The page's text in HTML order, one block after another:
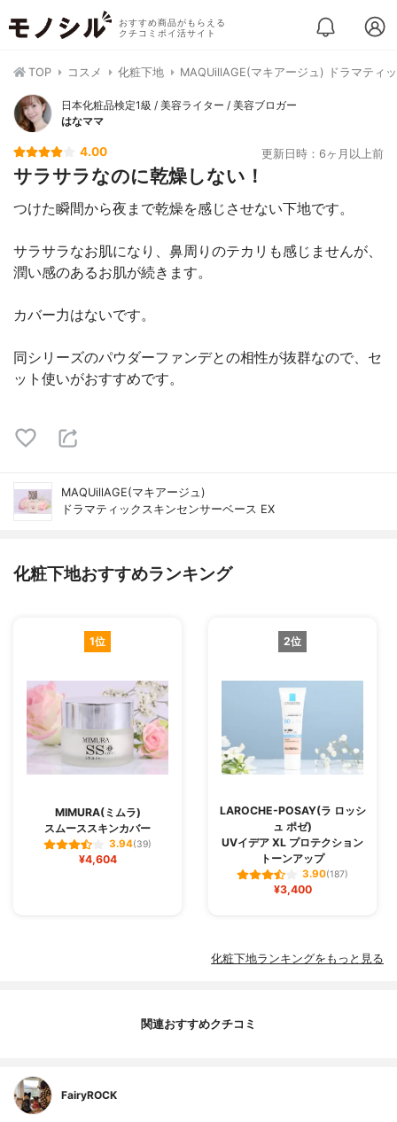
おすすめ商品がもらえる
クチコミポイ活サイト
TOP コスメ 化粧下地 MAQUillAGE(マキアージュ) ドラマティ
日本化粧品検定1級 / 美容ライター / 美容ブロガー
はなママ
4.00 更新日時：6ヶ月以上前
サラサラなのに乾燥しない！
つけた瞬間から夜まで乾燥を感じさせない下地です。
サラサラなお肌になり、鼻周りのテカリも感じませんが、
潤い感のあるお肌が続きます。
カバー力はないです。
同シリーズのパウダーファンデとの相性が抜群なので、セ
ット使いがおすすめです。
MAQUillAGE(マキアージュ)
ドラマティックスキンセンサーベース EX
化粧下地おすすめランキング
1位
MIMURA(ミムラ)
スムーススキンカバー
3.94(39)
¥4,604
2位
LAROCHE-POSAY(ラ ロッシ
ュ ポゼ)
UVイデア XL プロテクション
トーンアップ
3.90(187)
¥3,400
化粧下地ランキングをもっと見る
関連おすすめクチコミ
FairyROCK